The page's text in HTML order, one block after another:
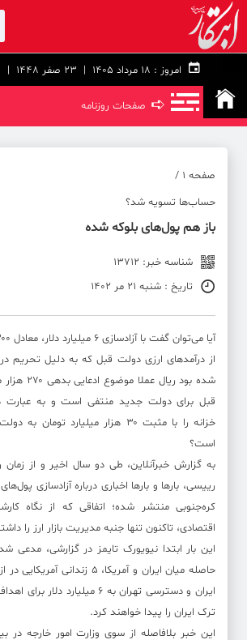
امروز : 23 صفر 1448 | 9 August 2026
➪ صفحات روزنامه
صفحه ۱ /
حساب‌ها تسویه شد؟
باز هم پول‌های بلوکه شده
شناسه خبر: 13712
تاریخ : شنبه 21 مر 1402
از درآمدهای ارزی دولت قبل که به دلیل تحریم
شده بود
قبل برای دولت جدید منتفی است و به عبارت
خزانه را با مثبت ۳۰ هزار میلیارد
است؟
به گزارش خبرآنلاین، طی دو سال اخیر و از
رییسی، بارها و بارها اخباری درباره آزادسازی
کره‌جنوبی منتشر شده؛ اتفاقی که از نگاه
اقتصادی، تاکنون تنها جنبه مدیریت بازار ارز را
این بار ابتدا نیویورک تایمز در گزارشی، مدعی
حاصله میان ایران و آمریکا، ۵
ایران و دسترسی تهران به ۶ میلیارد
ترک ایران را پیدا خواهند کرد.
این خبر بلافاصله از سوی وزارت امور خارجه در